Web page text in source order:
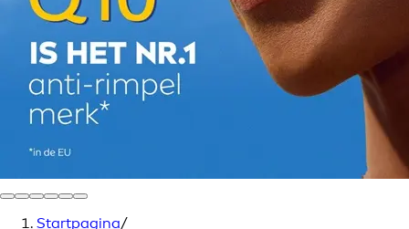
Startpagina/